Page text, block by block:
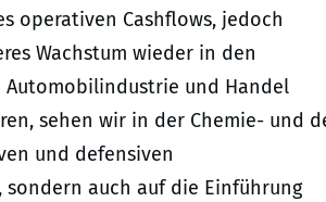
operativen Cashflows, jedoch
Wachstum wieder in den
Automobilindustrie und Handel
sehen wir in der Chemie- und
und defensiven
sondern auch auf die Einführung